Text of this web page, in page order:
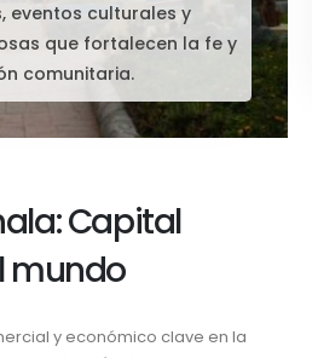
eventos culturales y
que fortalecen la fe y
comunitaria.
Capital
mundo
y económico clave en la